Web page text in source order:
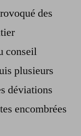
des
conseil
plusieurs
déviations
encombrées